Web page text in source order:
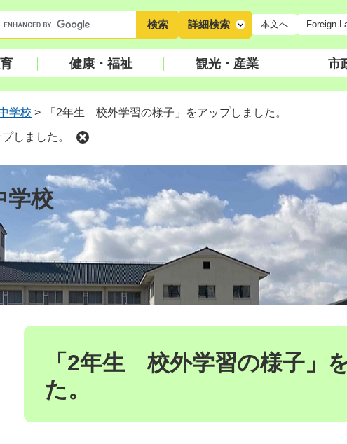
詳細検索 本文へ Foreign
健康・福祉 観光・産業 市
学校 > 「2年生 校外学習の様子」をアップしました。
しました。
校
本
「2年生 校外学習の様子」
た。